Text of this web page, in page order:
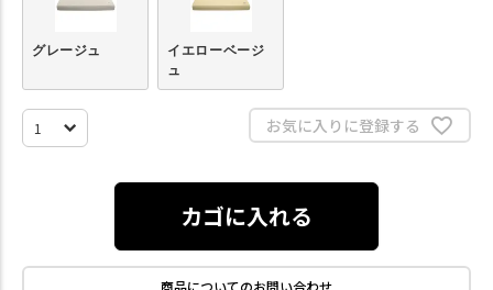
グレージュ
イエローベージ
ュ
お気に入りに登録する
カゴに入れる